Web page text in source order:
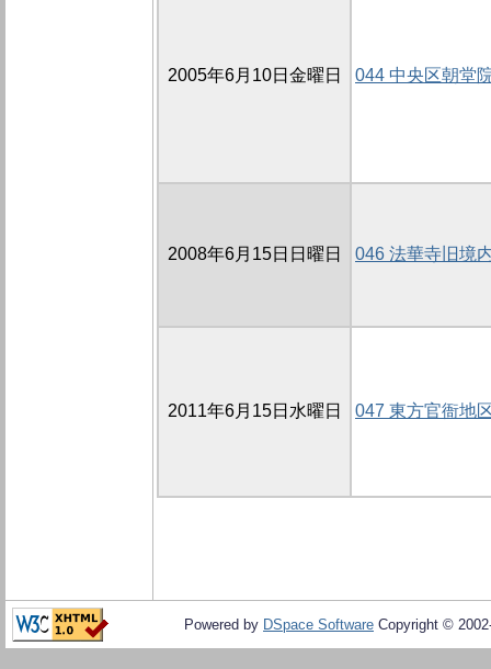
2005年6月10日金曜日 044 中央区朝堂
2008年6月15日日曜日 046 法華寺旧境
2011年6月15日水曜日 047 東方官衙地
Powered by DSpace Software Copyright ©